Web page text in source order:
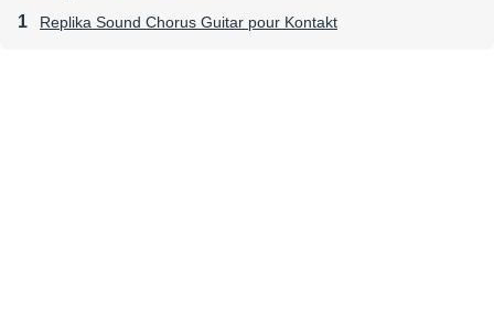
Replika Sound Chorus Guitar pour Kontakt